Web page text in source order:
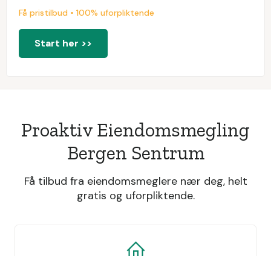
Få pristilbud • 100% uforpliktende
Start her >>
Proaktiv Eiendomsmegling
Bergen Sentrum
Få tilbud fra eiendomsmeglere nær deg, helt
gratis og uforpliktende.